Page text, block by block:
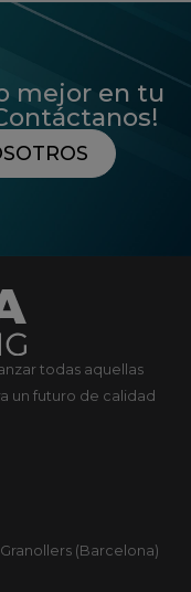
mejor en tu
todas aquellas
un futuro de calidad
(Barcelona)